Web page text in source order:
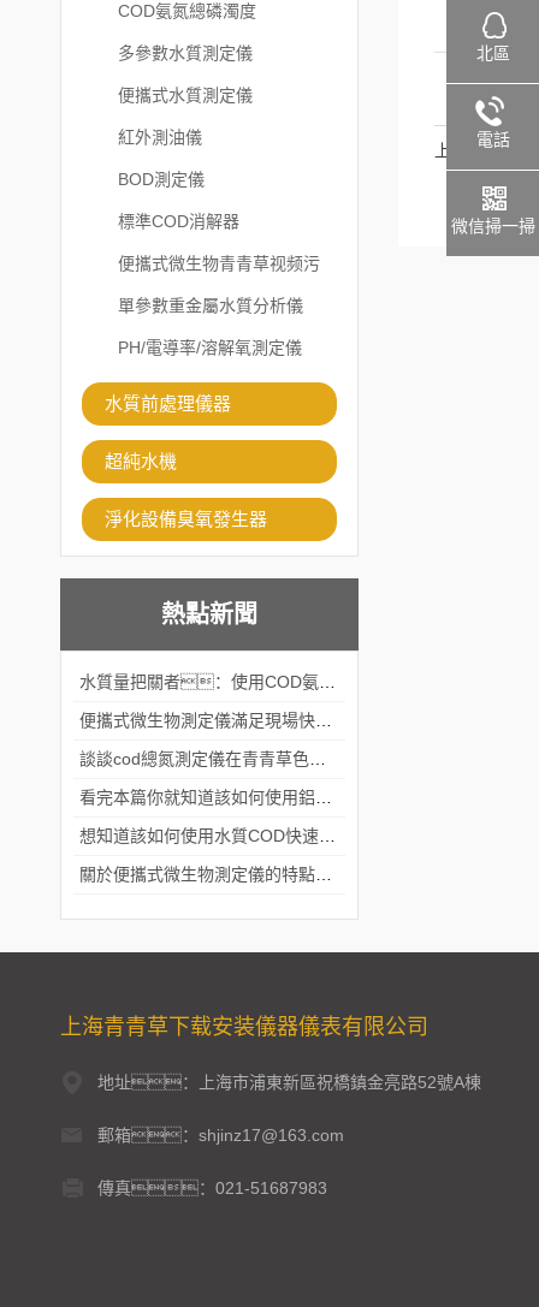
COD氨氮總磷濁度
多參數水質測定儀
便攜式水質測定儀
紅外測油儀
BOD測定儀
標準COD消解器
便攜式微生物青青草视频污
APP
單參數重金屬水質分析儀
PH/電導率/溶解氧測定儀
水質前處理儀器
超純水機
淨化設備臭氧發生器
熱點新聞
上一篇
上海青青草下载安装儀器儀表有限公司
地址：上海市浦東新區祝橋鎮金亮路52號A棟
郵箱：shjinz17@163.com
傳真：021-51687983
北區
電話
微信掃一掃